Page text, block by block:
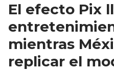
El efecto Pix
mientras
replicar el